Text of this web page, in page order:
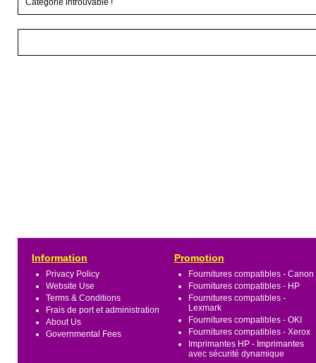
Catégorie introuvable !
Information
Privacy Policy
Website Use
Terms & Conditions
Frais de port et administration
About Us
Governmental Fees
Promotion
Fournitures compatibles - Canon
Fournitures compatibles - HP
Fournitures compatibles -
Lexmark
Fournitures compatibles - OKI
Fournitures compatibles - Xerox
Imprimantes HP - Imprimantes
avec sécurité dynamique